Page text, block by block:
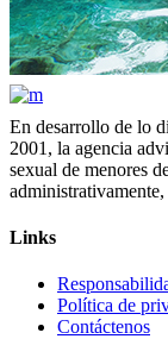
En desarrollo de lo
2001, la agencia
sexual de menores
Links
Política de
Contáctenos